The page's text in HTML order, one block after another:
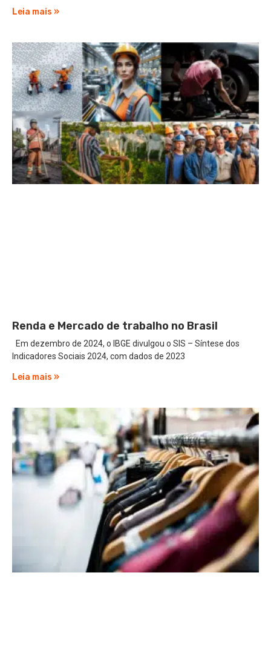
Leia mais »
Renda e Mercado de trabalho no Brasil
Em dezembro de 2024, o IBGE divulgou o SIS – Síntese dos
Indicadores Sociais 2024, com dados de 2023
Leia mais »